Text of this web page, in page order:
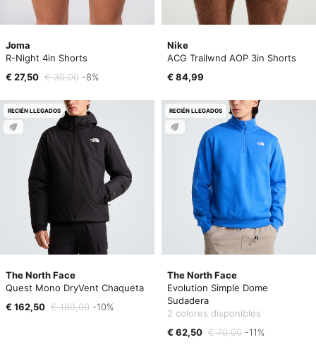
Joma
R-Night 4in Shorts
€ 27,50 € 30,00 -8%
Nike
ACG Trailwnd AOP 3in Shorts
€ 84,99
The North Face
Quest Mono DryVent Chaqueta
€ 162,50 € 180,00 -10%
RECIÉN LLEGADOS
The North Face
Evolution Simple Dome
Sudadera
2 colores disponibles
€ 62,50 € 70,00 -11%
RECIÉN LLEGADOS